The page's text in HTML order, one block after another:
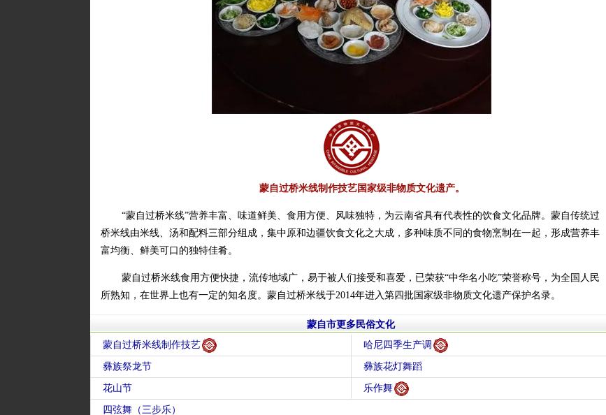
蒙自过桥米线制作技艺国家级非物质文化遗产。
“蒙自过桥米线”营养丰富、味道鲜美、食用方便、风味独特，为云南省具有代表性的饮食文化品牌。蒙自传统过
桥米线由米线、汤和配料三部分组成，集中原和边疆饮食文化之大成，多种味质不同的食物烹制在一起，形成营养丰
富均衡、鲜美可口的独特佳肴。
蒙自过桥米线食用方便快捷，流传地域广，易于被人们接受和喜爱，已荣获“中华名小吃”荣誉称号，为全国人民
所熟知，在世界上也有一定的知名度。蒙自过桥米线于2014年进入第四批国家级非物质文化遗产保护名录。
蒙自市更多民俗文化
蒙自过桥米线制作技艺
哈尼四季生产调
彝族祭龙节 彝族花灯舞蹈
花山节 乐作舞
四弦舞（三步乐）